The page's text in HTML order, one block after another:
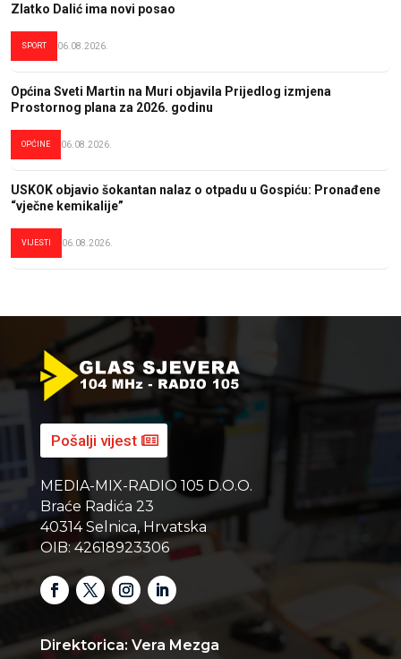
Zlatko Dalić ima novi posao
SPORT 06.08.2026.
Općina Sveti Martin na Muri objavila Prijedlog izmjena
Prostornog plana za 2026. godinu
OPĆINE 06.08.2026.
USKOK objavio šokantan nalaz o otpadu u Gospiću: Pronađene
“vječne kemikalije”
VIJESTI 06.08.2026.
Pošalji vijest
MEDIA-MIX-RADIO 105 D.O.O.
Braće Radića 23
40314 Selnica, Hrvatska
OIB: 42618923306
Direktorica: Vera Mezga